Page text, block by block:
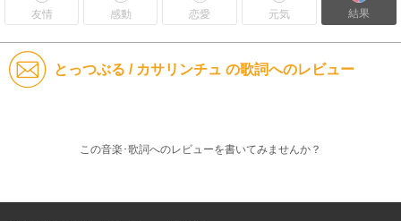
友情 感動 恋愛 元気 結果
とっつぶる / カサリンチュ の歌詞へのレビュー
この音楽･歌詞へのレビューを書いてみませんか？